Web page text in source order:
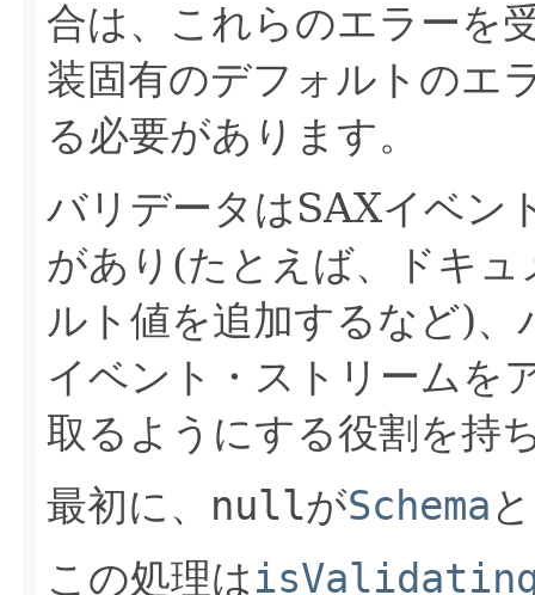
合は、これらのエラーを
装固有のデフォルトのエ
る必要があります。
バリデータはSAXイベン
があり(たとえば、ドキ
ルト値を追加するなど)
イベント・ストリームを
取るようにする役割を持
最初に、 nullがSchema
この処理は